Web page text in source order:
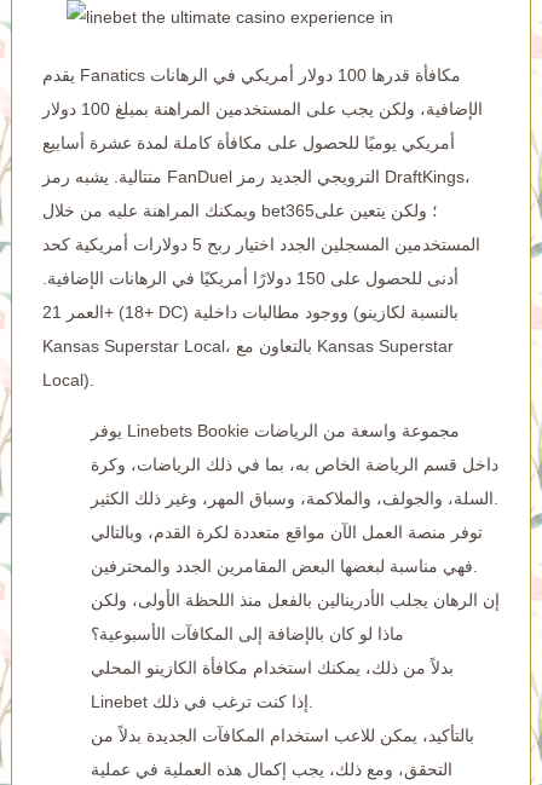
يقدم Fanatics مكافأة قدرها 100 دولار أمريكي في الرهانات
الإضافية، ولكن يجب على المستخدمين المراهنة بمبلغ 100 دولار
أمريكي يوميًا للحصول على مكافأة كاملة لمدة عشرة أسابيع
متتالية. يشبه رمز FanDuel الترويجي الجديد رمز DraftKings،
ويمكنك المراهنة عليه من خلال bet365؛ ولكن يتعين على
المستخدمين المسجلين الجدد اختيار ربح 5 دولارات أمريكية كحد
أدنى للحصول على 150 دولارًا أمريكيًا في الرهانات الإضافية.
العمر 21+ (18+ DC) ووجود مطالبات داخلية (بالنسبة لكازينو
Kansas Superstar Local، بالتعاون مع Kansas Superstar
Local).
يوفر Linebets Bookie مجموعة واسعة من الرياضات
داخل قسم الرياضة الخاص به، بما في ذلك الرياضات، وكرة
السلة، والجولف، والملاكمة، وسباق المهر، وغير ذلك الكثير.
توفر منصة العمل الآن مواقع متعددة لكرة القدم، وبالتالي
فهي مناسبة لبعضها البعض المقامرين الجدد والمحترفين.
إن الرهان يجلب الأدرينالين بالفعل منذ اللحظة الأولى، ولكن
ماذا لو كان بالإضافة إلى المكافآت الأسبوعية؟
بدلاً من ذلك، يمكنك استخدام مكافأة الكازينو المحلي
Linebet إذا كنت ترغب في ذلك.
بالتأكيد، يمكن للاعب استخدام المكافآت الجديدة بدلاً من
التحقق، ومع ذلك، يجب إكمال هذه العملية في عملية